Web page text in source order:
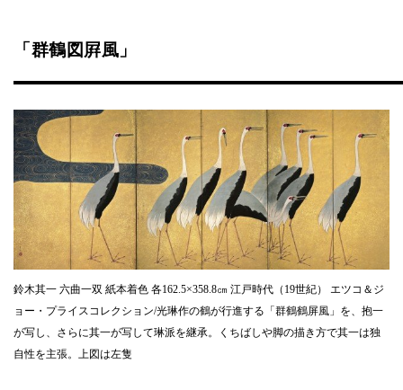
「群鶴図屛風」
鈴木其一 六曲一双 紙本着色 各162.5×358.8㎝ 江戸時代（19世紀） エツコ＆ジ
ョー・プライスコレクション/光琳作の鶴が行進する「群鶴鶴屏風」を、抱一
が写し、さらに其一が写して琳派を継承。くちばしや脚の描き方で其一は独
自性を主張。上図は左隻